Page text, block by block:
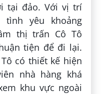
tại đảo. Với vị trí
yêu khoảng
thị trấn Cô Tô
tiện để đi lại.
có thiết kế hiện
nhà hàng khá
khu vực ngoài